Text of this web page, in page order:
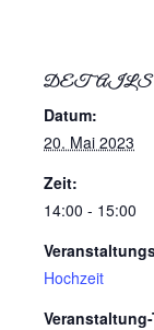
DETAILS
Datum:
20. Mai 2023
Zeit:
14:00 - 15:00
Hochzeit